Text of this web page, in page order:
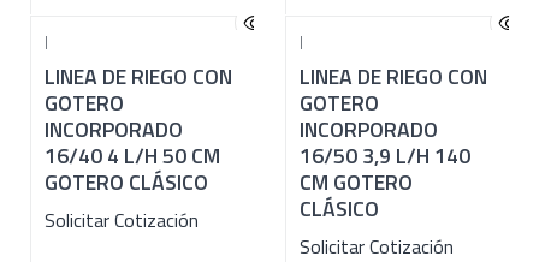
|
LINEA DE RIEGO CON
GOTERO
INCORPORADO
16/40 4 L/H 50 CM
GOTERO CLÁSICO
Solicitar Cotización
|
LINEA DE RIEGO CON
GOTERO
INCORPORADO
16/50 3,9 L/H 140
CM GOTERO
CLÁSICO
Solicitar Cotización